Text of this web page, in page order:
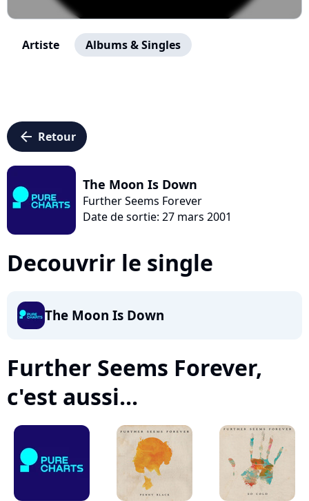
Artiste Albums & Singles
arrow_left Retour
The Moon Is Down
Further Seems Forever
Date de sortie: 27 mars 2001
Decouvrir le single
The Moon Is Down
Further Seems Forever,
c'est aussi...